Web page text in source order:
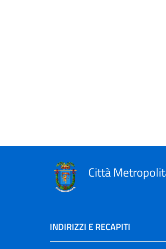
Città
INDIRIZZI E RECAPITI